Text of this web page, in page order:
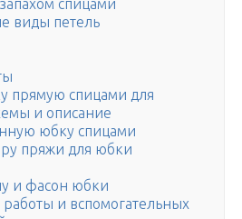
спицами
виды петель
прямую спицами для
и описание
юбку спицами
пряжи для юбки
и фасон юбки
и вспомогательных